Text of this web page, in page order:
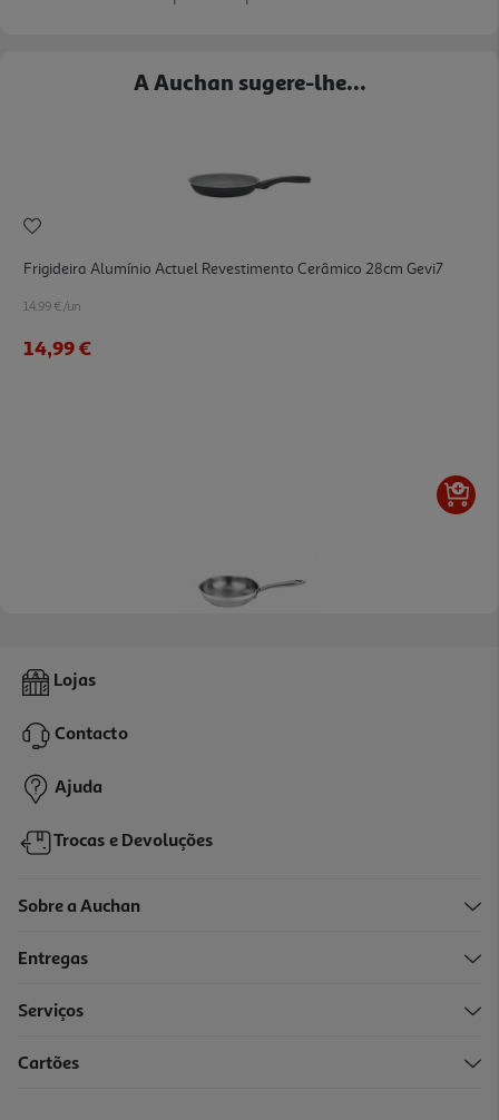
A Auchan sugere-lhe...
Frigideira Alumínio Actuel Revestimento Cerâmico 28cm Gevi7
14.99 €/un
14,99 €
Frigideira Actuel Pro De Indução 20cm
21,99 €
Lojas
Contacto
Ajuda
Trocas e Devoluções
Sobre a Auchan
Entregas
Serviços
Cartões